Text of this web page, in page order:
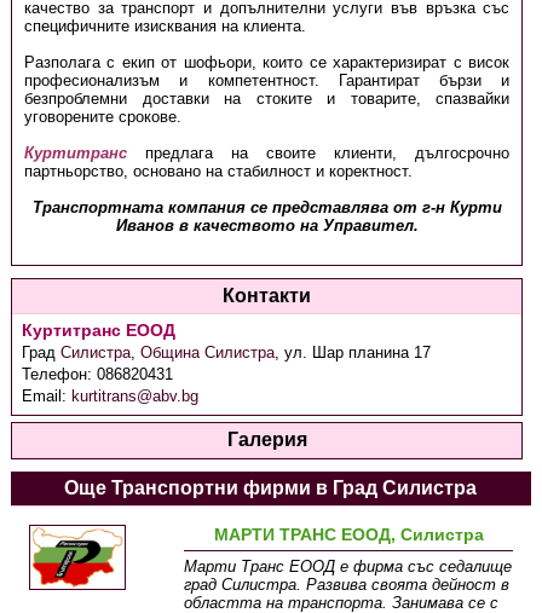
качество за транспорт и допълнителни услуги във връзка със
специфичните изисквания на клиента.
Разполага с екип от шофьори, които се характеризират с висок
професионализъм и компетентност. Гарантират бързи и
безпроблемни доставки на стоките и товарите, спазвайки
уговорените срокове.
Куртитранспредлага на своите клиенти, дългосрочно
партньорство, основано на стабилност и коректност.
Транспортната компания се представлява от г-н Курти
Иванов в качеството на Управител.
Контакти
Куртитранс ЕООД
ГрадСилистра,Община Силистра,ул. Шар планина 17
Телефон:086820431
Email: kurtitrans@abv.bg
Галерия
Още Транспортни фирми в Град Силистра
МАРТИ ТРАНС ЕООД, Силистра
Марти Транс ЕООД е фирма със седалище
град Силистра. Развива своята дейност в
областта на транспорта. Занимава се с